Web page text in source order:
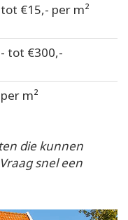
€15,- per m²
tot €300,-
m²
die kunnen
snel een